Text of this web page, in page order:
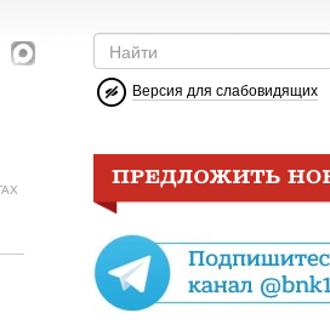
Версия для слабовидящих